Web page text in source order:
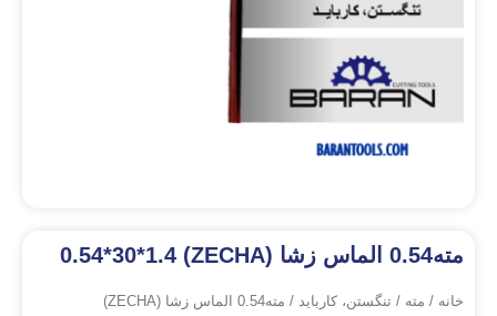
مته0.54 الماس زشا (ZECHA) 0.54*30*1.4
خانه / مته / تنگستن، کارباید
/ مته0.54 الماس زشا (ZECHA)